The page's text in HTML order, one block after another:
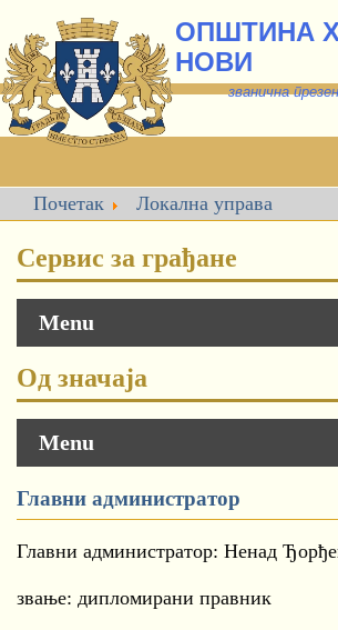
ОПШТИНА
НОВИ
званична
Почетак Локална управа
Сервис за грађане
Menu
Од значаја
Menu
Главни администратор
Главни администратор: Ненад
звање: дипломирани правник